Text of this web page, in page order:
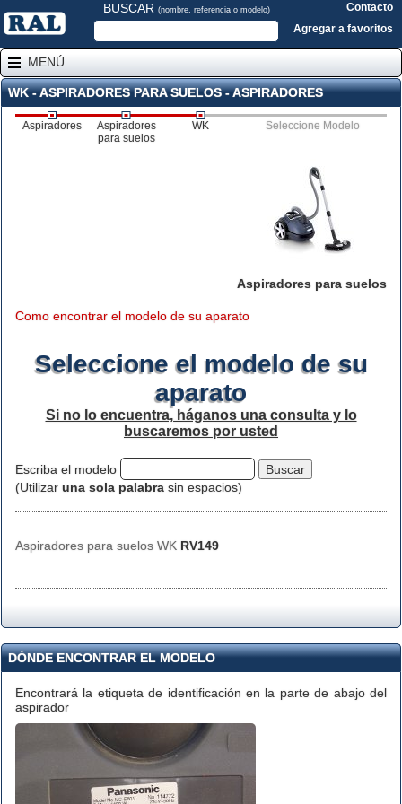
BUSCAR (nombre, referencia o modelo)
Contacto
Agregar a favoritos
MENÚ
WK - ASPIRADORES PARA SUELOS - ASPIRADORES
Aspiradores
Aspiradores
para suelos
WK Seleccione Modelo
Aspiradores para suelos
Como encontrar el modelo de su aparato
Seleccione el modelo de su
aparato
Si no lo encuentra, háganos una consulta y lo
buscaremos por usted
Escriba el modelo
(Utilizar una sola palabra sin espacios)
Aspiradores para suelos WK RV149
DÓNDE ENCONTRAR EL MODELO
Encontrará la etiqueta de identificación en la parte de abajo del
aspirador